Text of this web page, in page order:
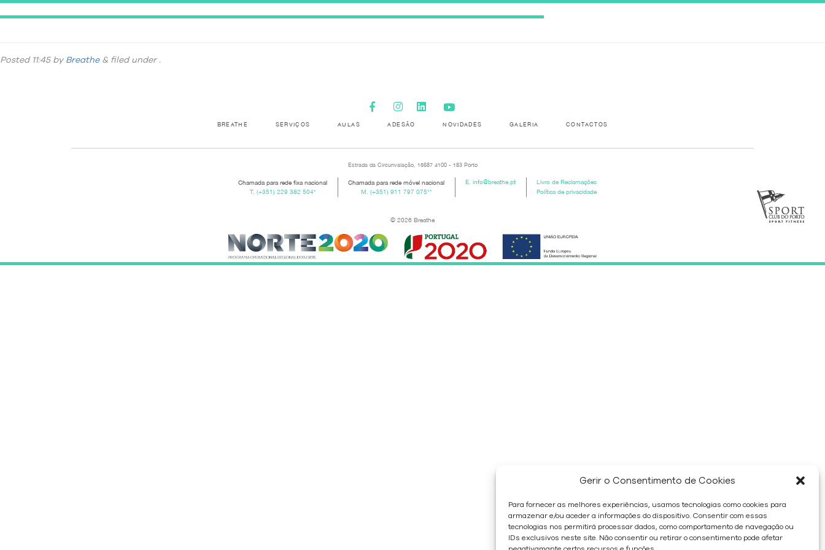
Gerir o Consentimento de Cookies
Para fornecer as melhores experiências, usamos tecnologias como cookies para
armazenar e/ou aceder a informações do dispositivo. Consentir com essas
tecnologias nos permitirá processar dados, como comportamento de navegação ou
IDs exclusivos neste site. Não consentir ou retirar o consentimento pode afetar
Posted 11:45by Breathe & filed under .
BREATHE SERVIÇOS AULAS ADESÃO NOVIDADES GALERIA CONTACTOS
Estrada da Circunvalação, 15687 4100 - 183 Porto
Chamada para rede fixa nacional
T. (+351) 229 382 504*
Chamada para rede móvel nacional
M. (+351) 911 797 075**
E.info@breathe.pt
Livro de Reclamações
Política de privacidade
© 2026 Breathe